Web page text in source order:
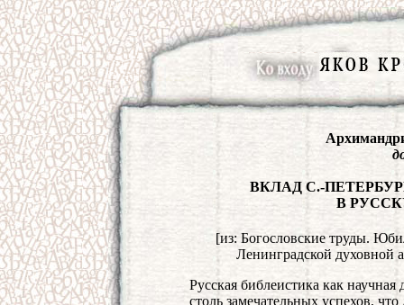
ВКЛАД С.-
В
[из: Богословские труды.
Ленинградской духовной
Русская библеистика как
столь замечательных успехов,